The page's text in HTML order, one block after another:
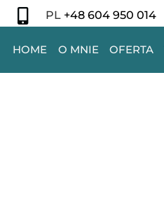
PL +48 604 950 014
HOME O MNIE OFERTA